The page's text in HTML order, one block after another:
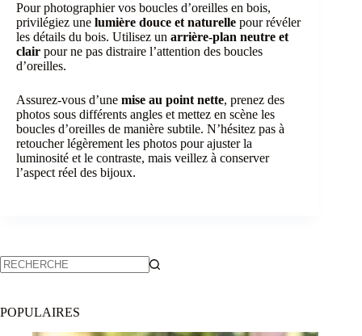
Pour photographier vos boucles d’oreilles en bois,
privilégiez une lumière douce et naturelle pour révéler
les détails du bois. Utilisez un arrière-plan neutre et
clair pour ne pas distraire l’attention des boucles
d’oreilles.
Assurez-vous d’une mise au point nette, prenez des
photos sous différents angles et mettez en scène les
boucles d’oreilles de manière subtile. N’hésitez pas à
retoucher légèrement les photos pour ajuster la
luminosité et le contraste, mais veillez à conserver
l’aspect réel des bijoux.
POPULAIRES